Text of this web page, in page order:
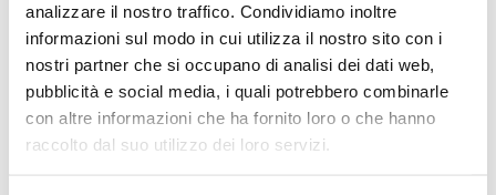
analizzare il nostro traffico. Condividiamo inoltre
informazioni sul modo in cui utilizza il nostro sito con i
nostri partner che si occupano di analisi dei dati web,
pubblicità e social media, i quali potrebbero combinarle
con altre informazioni che ha fornito loro o che hanno
raccolto dal suo utilizzo dei loro servizi.
09/07/26
FONTANELLATO E
SALSOMAGGIORE TERME: